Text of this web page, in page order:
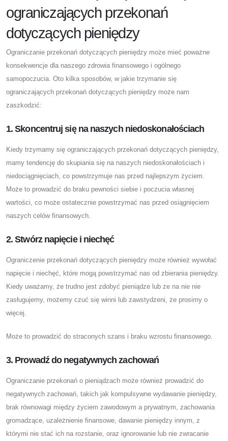
ograniczających przekonań
dotyczących pieniędzy
Ograniczanie przekonań dotyczących pieniędzy może mieć poważne
konsekwencje dla naszego zdrowia finansowego i ogólnego
samopoczucia. Oto kilka sposobów, w jakie trzymanie się
ograniczających przekonań dotyczących pieniędzy może nam
zaszkodzić:
1. Skoncentruj się na naszych niedoskonałościach
Kiedy trzymamy się ograniczających przekonań dotyczących pieniędzy,
mamy tendencję do skupiania się na naszych niedoskonałościach i
niedociągnięciach, co powstrzymuje nas przed najlepszym życiem.
Może to prowadzić do braku pewności siebie i poczucia własnej
wartości, co może ostatecznie powstrzymać nas przed osiągnięciem
naszych celów finansowych.
2. Stwórz napięcie i niechęć
Ograniczenie przekonań dotyczących pieniędzy może również wywołać
napięcie i niechęć, które mogą powstrzymać nas od zbierania pieniędzy.
Kiedy uważamy, że trudno jest zdobyć pieniądze lub że na nie nie
zasługujemy, możemy czuć się winni lub zawstydzeni, że prosimy o
więcej.
Może to prowadzić do straconych szans i braku wzrostu finansowego.
3. Prowadź do negatywnych zachowań
Ograniczanie przekonań o pieniądzach może również prowadzić do
negatywnych zachowań, takich jak kompulsywne wydawanie pieniędzy,
brak równowagi między życiem zawodowym a prywatnym, zachowania
gromadzące, uzależnienie finansowe, dawanie pieniędzy innym, z
którymi nie stać ich na rozstanie, oraz ignorowanie lub nie zwracanie